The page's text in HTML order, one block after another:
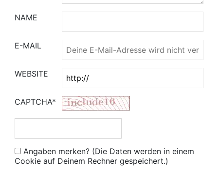
NAME
E-MAIL
WEBSITE
CAPTCHA*
Angaben merken? (Die Daten werden in einem
Cookie auf Deinem Rechner gespeichert.)